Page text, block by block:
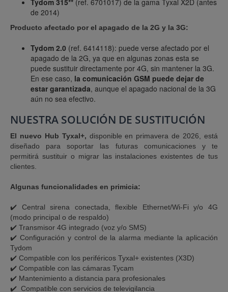
de 2014)
Producto afectado por el apagado de la 2G y la 3G:
Tydom 2.0 (ref. 6414118): puede verse afectado por el
apagado de la 2G, ya que en algunas zonas esta se
puede sustituir directamente por 4G, sin mantener la 3G.
En ese caso, la comunicación GSM puede dejar de
estar garantizada, aunque el apagado nacional de la 3G
aún no sea efectivo.
NUESTRA SOLUCIÓN DE SUSTITUCIÓN
El nuevo Hub Tyxal+, disponible en primavera de 2026, está
diseñado para soportar las futuras comunicaciones y te
permitirá sustituir o migrar las instalaciones existentes de tus
clientes.
Algunas funcionalidades en primicia:
✔️ Central sirena conectada, flexible Ethernet/Wi-Fi y/o 4G
(modo principal o de respaldo)
✔️ Transmisor 4G integrado (voz y/o SMS)
✔️ Configuración y control de la alarma mediante la aplicación
Tydom
✔️ Compatible con los periféricos Tyxal+ existentes (X3D)
✔️ Compatible con las cámaras Tycam
✔️ Mantenimiento a distancia para profesionales
✔️ Compatible con servicios de televigilancia